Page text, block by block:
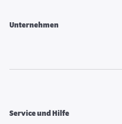
Unternehmen
Service und Hilfe